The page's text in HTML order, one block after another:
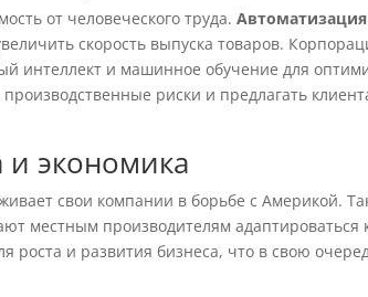
от человеческого труда.
скорость выпуска товаров.
интеллект и машинное обучение для
риски и предлагать
и экономика
свои компании в борьбе с Америкой.
местным производителям адаптироваться
роста и развития бизнеса, что в свою